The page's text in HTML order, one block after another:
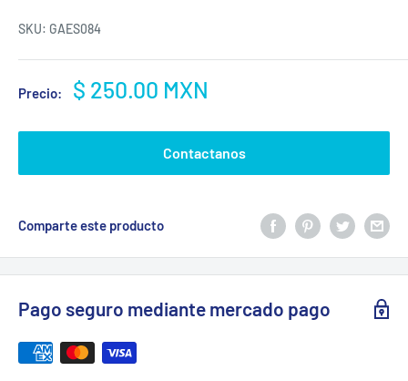
SKU: GAES084
Precio:
Precio
venta
$ 250.00 MXN
Contactanos
Comparte este producto
Pago seguro mediante mercado pago